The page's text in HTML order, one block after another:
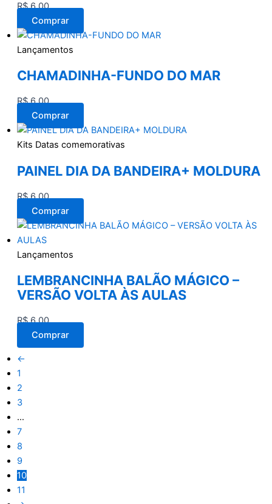
R$6,00
Comprar
Lançamentos
CHAMADINHA-FUNDO DO MAR
R$6,00
Comprar
Kits Datas comemorativas
PAINEL DIA DA BANDEIRA+ MOLDURA
R$6,00
Comprar
Lançamentos
LEMBRANCINHA BALÃO MÁGICO –
VERSÃO VOLTA ÀS AULAS
R$6,00
Comprar
←
1
2
3
…
7
8
9
10
11